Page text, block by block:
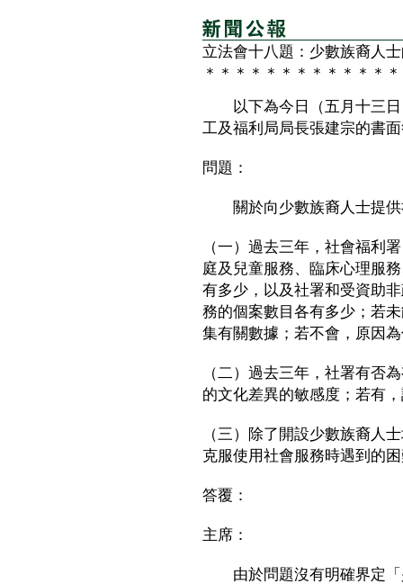
立法會十八題：少數族裔人
＊＊＊＊＊＊＊＊＊＊＊＊
以下為今日（五月十三日
工及福利局局長張建宗的書
問題：
關於向少數族裔人士提供
（一）過去三年，社會福利
庭及兒童服務、臨床心理服
有多少，以及社署和受資助
務的個案數目各有多少；若
集有關數據；若不會，原因
（二）過去三年，社署有否
的文化差異的敏感度；若有
（三）除了開設少數族裔人
克服使用社會服務時遇到的
答覆：
主席：
由於問題沒有明確界定「